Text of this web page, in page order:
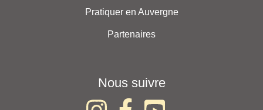
Pratiquer en Auvergne
Partenaires
Nous suivre